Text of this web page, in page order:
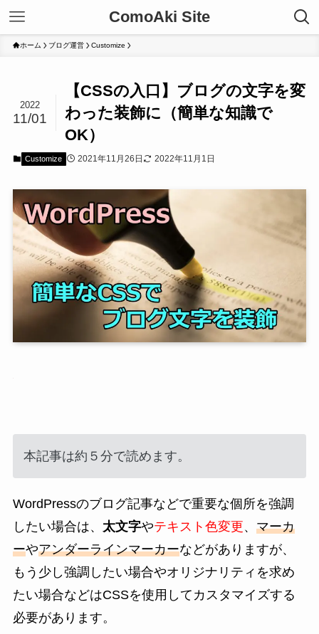
ComoAki Site
ホーム ブログ運営 Customize
【CSSの入口】ブログの文字を変
わった装飾に（簡単な知識で
OK）
2022
11/01
Customize 2021年11月26日 2022年11月1日
本記事は約５分で読めます。
WordPressのブログ記事などで重要な個所を強調
したい場合は、 太文字やテキスト色変更、 マーカ
ーやアンダーラインマーカーなどがありますが、
もう少し強調したい場合やオリジナリティを求め
たい場合などはCSSを使用してカスタマイズする
必要があります。